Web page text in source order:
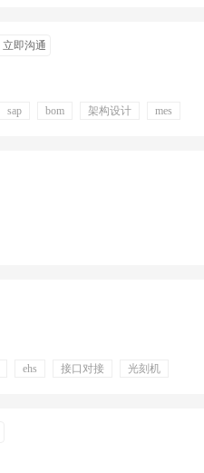
立即沟通
sap bom 架构设计
mes
ehs 接口对接
光刻机